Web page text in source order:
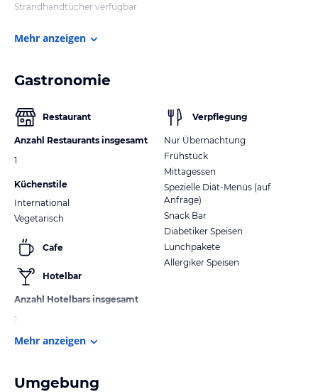
Strandhandtücher verfügbar
Mehr anzeigen
Gastronomie
Restaurant
Anzahl Restaurants insgesamt
1
Küchenstile
International
Vegetarisch
Cafe
Hotelbar
Anzahl Hotelbars insgesamt
1
Verpflegung
Nur Übernachtung
Frühstück
Mittagessen
Spezielle Diät-Menüs (auf
Anfrage)
Snack Bar
Diabetiker Speisen
Lunchpakete
Allergiker Speisen
Mehr anzeigen
Umgebung